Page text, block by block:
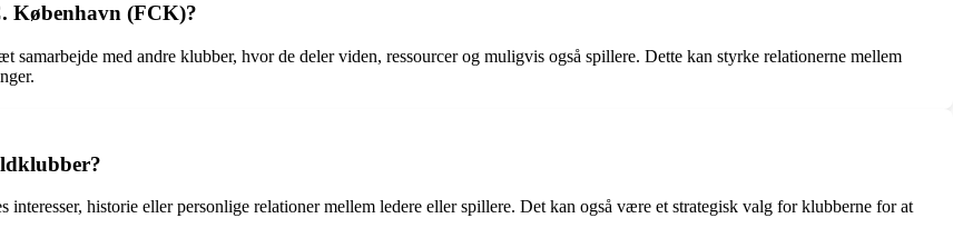
København (FCK)?
med andre klubber, hvor de deler viden, ressourcer og muligvis også spillere. Dette kan styrke relationerne mellem
historie eller personlige relationer mellem ledere eller spillere. Det kan også være et strategisk valg for klubberne for at